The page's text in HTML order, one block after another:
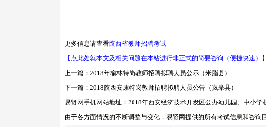
更多信息请查看陕西省教师招聘考试
【点此处就本文及相关问题在本站进行非正式的简要咨询（便捷快速）】
上一篇： 2018年榆林特岗教师招聘拟聘人员公示（米脂县）
下一篇： 2018陕西安康特岗教师招聘拟聘人员公告（岚皋县）
易贤网手机网站地址： 2018年西安经济技术开发区公办幼儿园、中小
由于各方面情况的不断调整与变化，易贤网提供的所有考试信息和咨